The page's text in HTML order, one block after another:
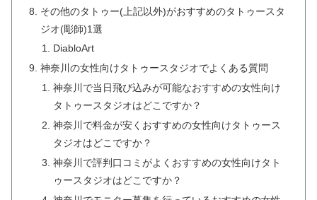
その他のタトゥー(上記以外)がおすすめのタトゥースタ
ジオ(彫師)1選
DiabloArt
神奈川の女性向けタトゥースタジオでよくある質問
神奈川で当日飛び込みが可能なおすすめの女性向け
タトゥースタジオはどこですか？
神奈川で料金が安くおすすめの女性向けタトゥース
タジオはどこですか？
神奈川で評判口コミがよくおすすめの女性向けタト
ゥースタジオはどこですか？